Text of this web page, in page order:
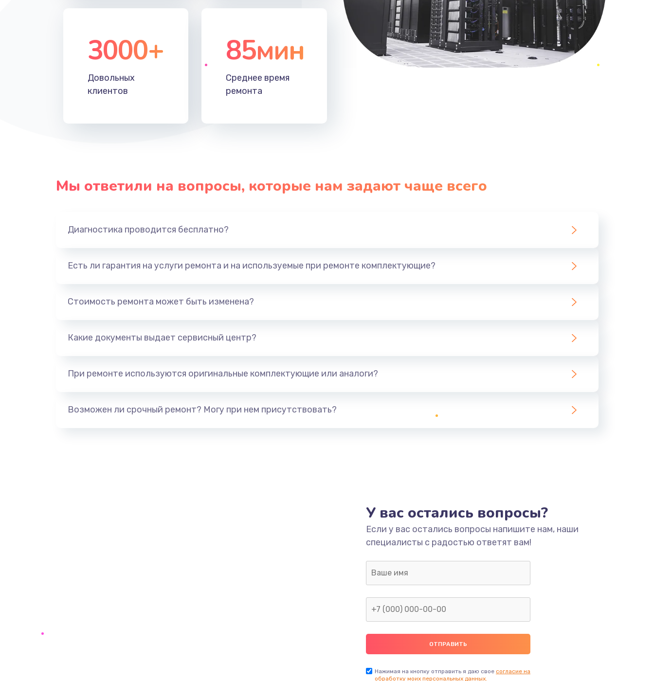
3000+
Довольных
клиентов
85мин
Среднее время
ремонта
Мы ответили на вопросы, которые нам задают чаще всего
Диагностика проводится бесплатно?
Есть ли гарантия на услуги ремонта и на используемые при ремонте комплектующие?
Стоимость ремонта может быть изменена?
Какие документы выдает сервисный центр?
При ремонте используются оригинальные комплектующие или аналоги?
Возможен ли срочный ремонт? Могу при нем присутствовать?
У вас остались вопросы?
Если у вас остались вопросы напишите нам, наши
специалисты с радостью ответят вам!
Нажимая на кнопку отправить я даю свое согласие на
обработку моих персональных данных.